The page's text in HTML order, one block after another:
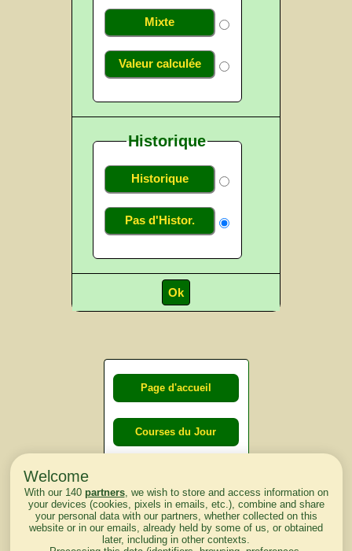
Mixte
Valeur calculée
Historique
Historique
Pas d'Histor.
Page d'accueil
Courses du Jour
lendemain
Courses
Welcome
With our 140 partners, we wish to store and access information on
your devices (cookies, pixels in emails, etc.), combine and share
your personal data with our partners, whether collected on this
website or in our emails, already held by some of us, or obtained
later, including in other contexts.